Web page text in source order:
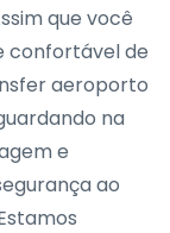
que você
confortável de
aeroporto
na
e
ao